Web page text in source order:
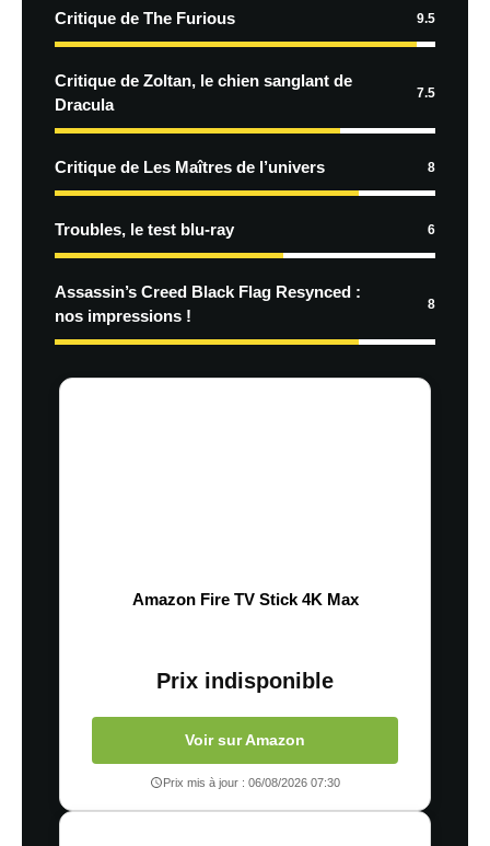
Critique de The Furious 9.5
Critique de Zoltan, le chien sanglant de
Dracula
7.5
Critique de Les Maîtres de l’univers 8
Troubles, le test blu-ray 6
Assassin’s Creed Black Flag Resynced :
nos impressions !
8
Amazon Fire TV Stick 4K Max
Prix indisponible
Voir sur Amazon
Prix mis à jour : 06/08/2026 07:30